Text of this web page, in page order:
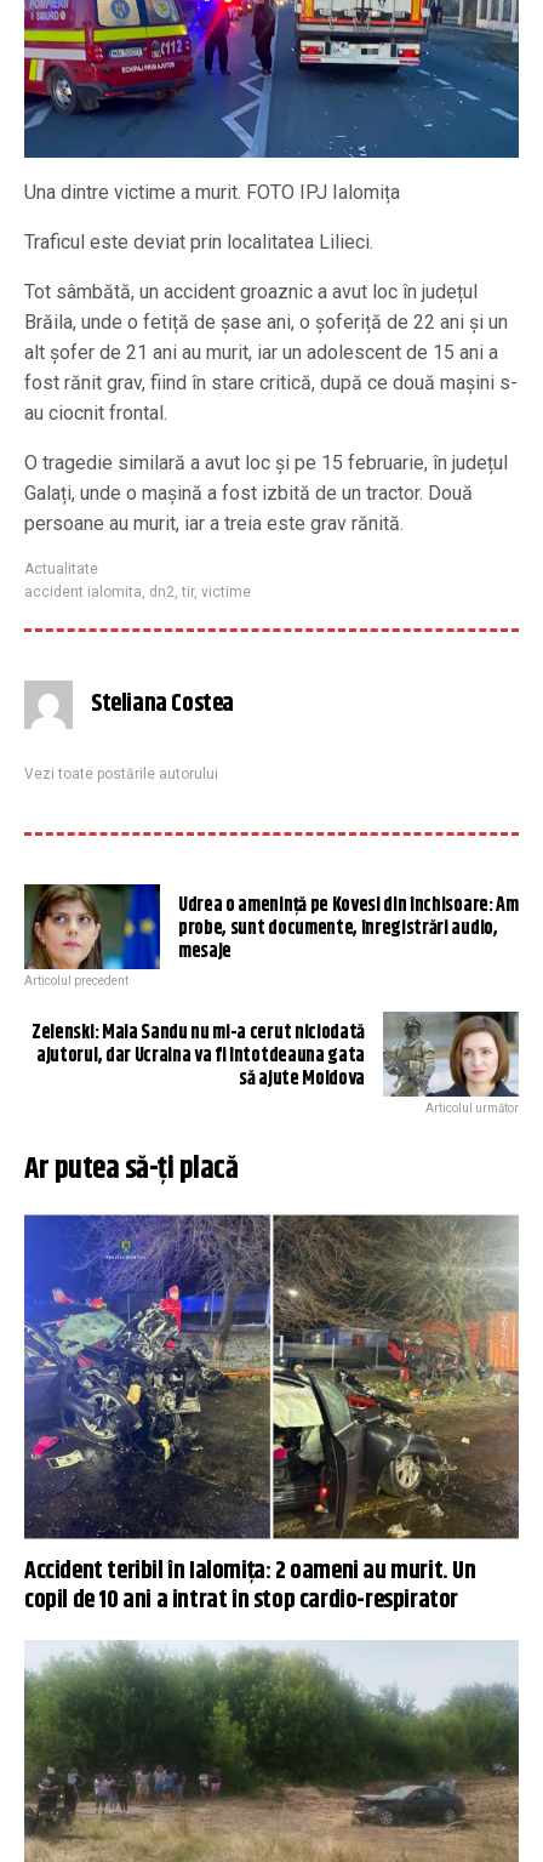
Una dintre victime a murit. FOTO IPJ Ialomița
Traficul este deviat prin localitatea Lilieci.
Tot sâmbătă, un accident groaznic a avut loc în județul
Brăila, unde o fetiță de șase ani, o șoferiță de 22 ani și un
alt șofer de 21 ani au murit, iar un adolescent de 15 ani a
fost rănit grav, fiind în stare critică, după ce două mașini s-
au ciocnit frontal.
O tragedie similară a avut loc și pe 15 februarie, în județul
Galați, unde o mașină a fost izbită de un tractor. Două
persoane au murit, iar a treia este grav rănită.
Actualitate
accident ialomita, dn2,tir, victime
Steliana Costea
Vezi toate postările autorului
Udrea o amenință pe Kovesi din închisoare: Am
probe, sunt documente, înregistrări audio,
mesaje
Articolul precedent
Zelenski: Maia Sandu nu mi-a cerut niciodată
ajutorul, dar Ucraina va fi întotdeauna gata
să ajute Moldova
Articolul următor
Ar putea să-ți placă
Accident teribil în Ialomița: 2 oameni au murit. Un
copil de 10 ani a intrat în stop cardio-respirator